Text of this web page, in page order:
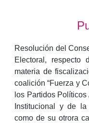
Resolución del
Electoral, respecto
materia de
coalición “Fuerza y
los Partidos
Institucional y de
como de su otrora